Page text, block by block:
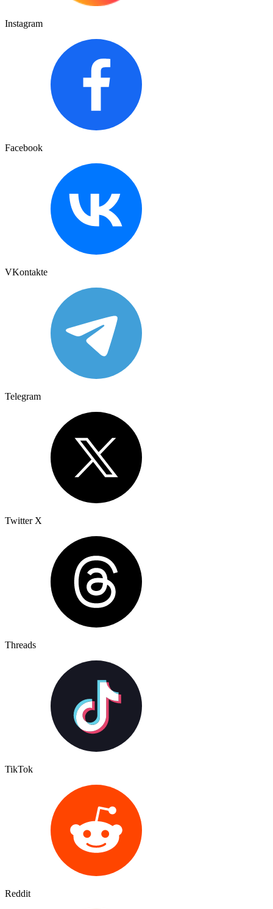
Instagram
Facebook
VKontakte
Telegram
Twitter X
Threads
TikTok
Reddit